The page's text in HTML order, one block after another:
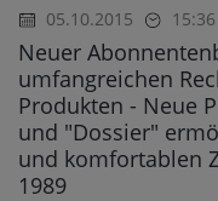
05.10.2015 15:36
Neuer
umfangreichen
Produkten - Neue
und "Dossier"
und komfortablen
1989